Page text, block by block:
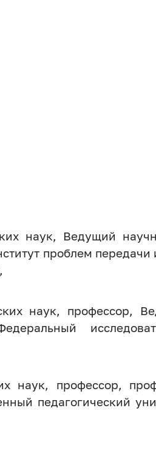
наук, Ведущий
проблем
наук, профессор,
наук, профессор,
педагогический